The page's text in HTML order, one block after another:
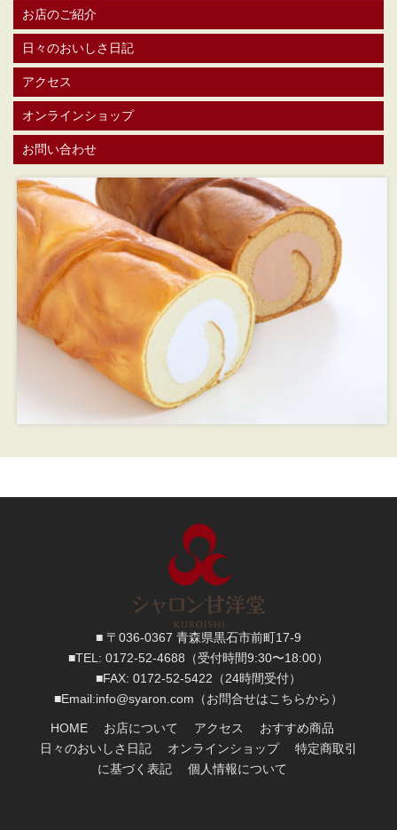
お店のご紹介
日々のおいしさ日記
アクセス
オンラインショップ
お問い合わせ
■ 〒036-0367 青森県黒石市前町17-9
■TEL: 0172-52-4688 （受付時間9:30〜18:00）
■FAX: 0172-52-5422 （24時間受付）
■Email:info@syaron.com （お問合せはこちらから）
HOME お店について アクセス
おすすめ商品
日々のおいしさ日記
オンラインショップ
特定商取引
に基づく表記
個人情報について